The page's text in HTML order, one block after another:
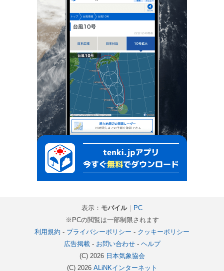
表示： モバイル｜ PC
※PCの閲覧は一部制限されます
利用規約 - プライバシーポリシー - クッキーポリシー
広告掲載- お問い合わせ- ヘルプ
(C) 2026 日本気象協会
(C) 2026 ALiNKインターネット